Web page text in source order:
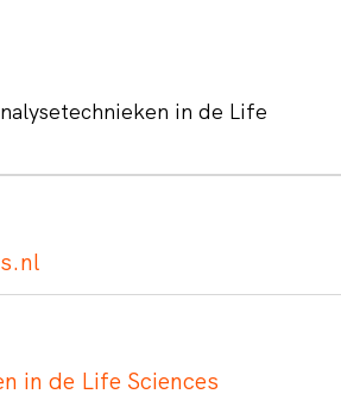
in de Life
in de Life Sciences